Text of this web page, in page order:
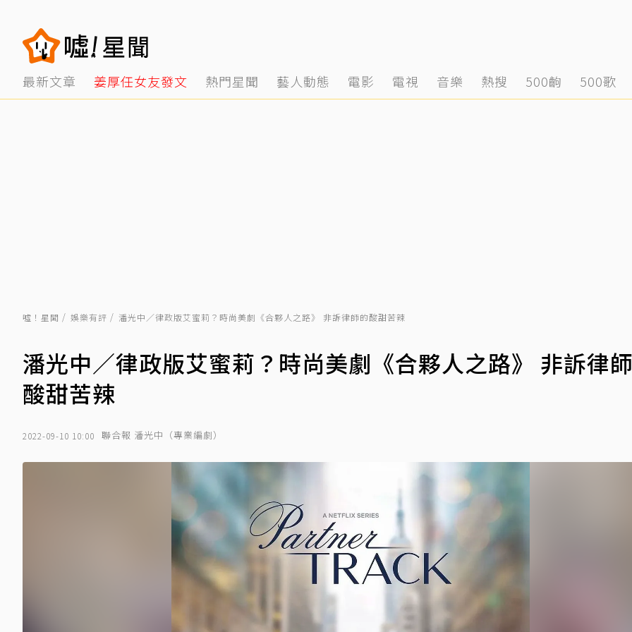
最新文章 姜厚任女友發文 熱門星聞 藝人動態 電影 電視 音樂 熱搜 500齣 500歌
噓！星聞 娛樂有評 潘光中／律政版艾蜜莉？時尚美劇《合夥人之路》 非訴律師的酸甜苦辣
潘光中／律政版艾蜜莉？時尚美劇《合夥人之路》 非訴律
酸甜苦辣
2022-09-10 10:00 聯合報 潘光中（專業編劇）